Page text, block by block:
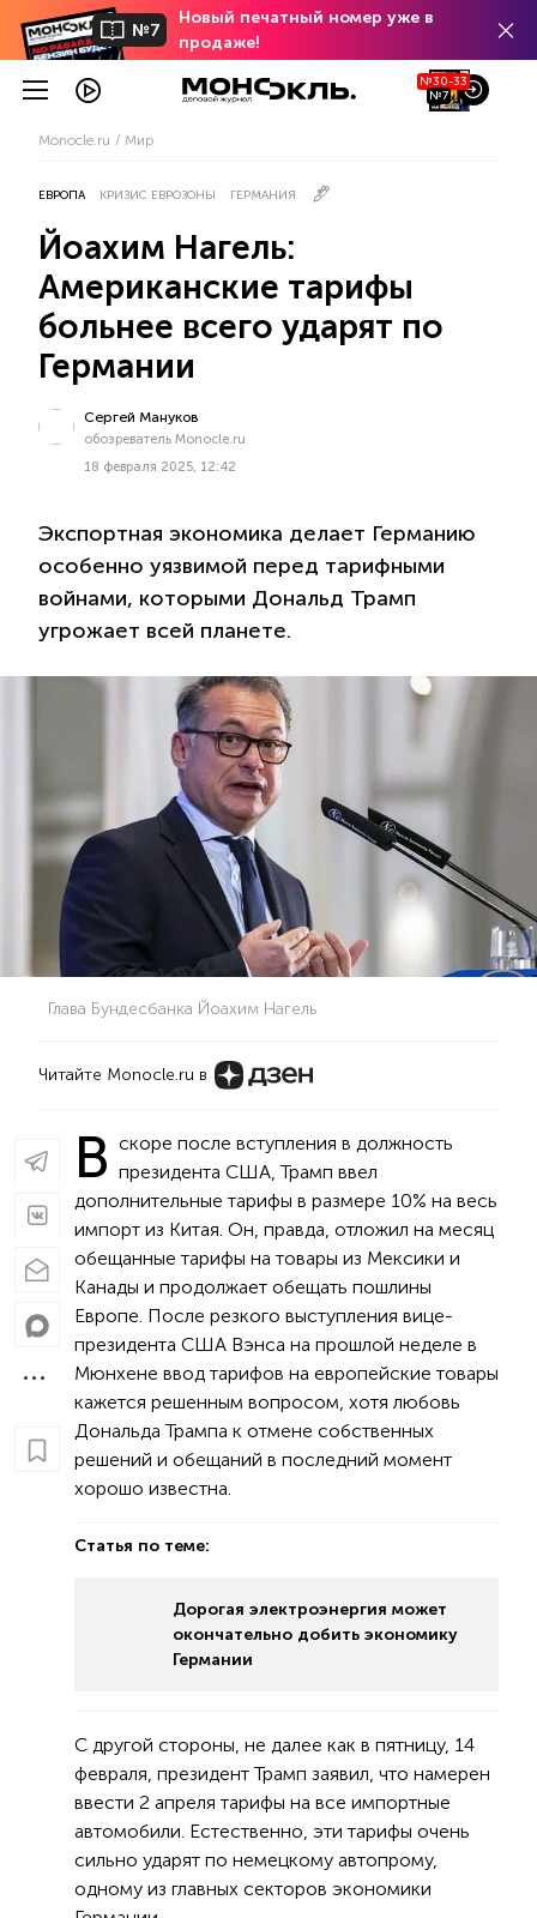
№7
Новый печатный номер уже в
продаже!
№30-33
№7
Monocle.ru Мир
ЕВРОПА КРИЗИС ЕВРОЗОНЫ ГЕРМАНИЯ
Йоахим Нагель:
Американские тарифы
больнее всего ударят по
Германии
Сергей Мануков
обозреватель Monocle.ru
18 февраля 2025, 12:42
Экспортная экономика делает Германию
особенно уязвимой перед тарифными
войнами, которыми Дональд Трамп
угрожает всей планете.
Глава Бундесбанка Йоахим Нагель
Читайте Monocle.ru в
В скоре после вступления в должность
президента США, Трамп ввел
дополнительные тарифы в размере 10% на весь
импорт из Китая. Он, правда, отложил на месяц
обещанные тарифы на товары из Мексики и
Канады и продолжает обещать пошлины
Европе. После резкого выступления вице-
президента США Вэнса на прошлой неделе в
Мюнхене ввод тарифов на европейские товары
кажется решенным вопросом, хотя любовь
Дональда Трампа к отмене собственных
решений и обещаний в последний момент
хорошо известна.
Статья по теме:
Дорогая электроэнергия может
окончательно добить экономику
Германии
С другой стороны, не далее как в пятницу, 14
февраля, президент Трамп заявил, что намерен
ввести 2 апреля тарифы на все импортные
автомобили. Естественно, эти тарифы очень
сильно ударят по немецкому автопрому,
одному из главных секторов экономики